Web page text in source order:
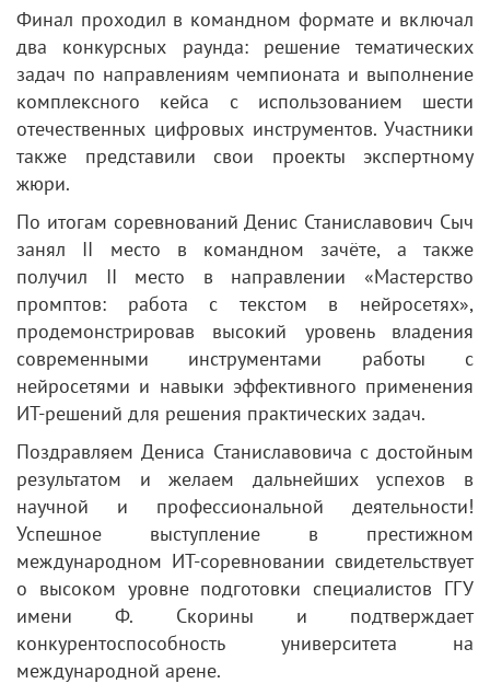
Финал проходил в командном формате и включал
два конкурсных раунда: решение тематических
задач по направлениям чемпионата и выполнение
комплексного кейса с использованием шести
отечественных цифровых инструментов. Участники
также представили свои проекты экспертному
жюри.
По итогам соревнований Денис Станиславович Сыч
занял II место в командном зачёте, а также
получил II место в направлении «Мастерство
промптов: работа с текстом в нейросетях»,
продемонстрировав высокий уровень владения
современными инструментами работы с
нейросетями и навыки эффективного применения
ИТ‑решений для решения практических задач.
Поздравляем Дениса Станиславовича с достойным
результатом и желаем дальнейших успехов в
научной и профессиональной деятельности!
Успешное выступление в престижном
международном ИТ‑соревновании свидетельствует
о высоком уровне подготовки специалистов ГГУ
имени Ф. Скорины и подтверждает
конкурентоспособность университета на
международной арене.